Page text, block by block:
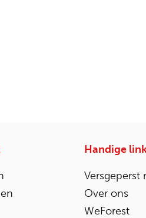
Handige
Versgeperst
Over ons
WeForest